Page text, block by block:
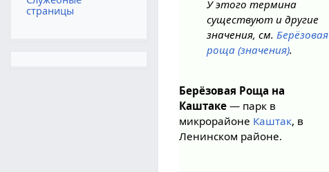
У этого термина
существуют и другие
значения, см.Берёзовая
роща (значения).
Берёзовая Роща на
Каштаке — парк в
микрорайоне Каштак, в
Ленинском районе.
страницы